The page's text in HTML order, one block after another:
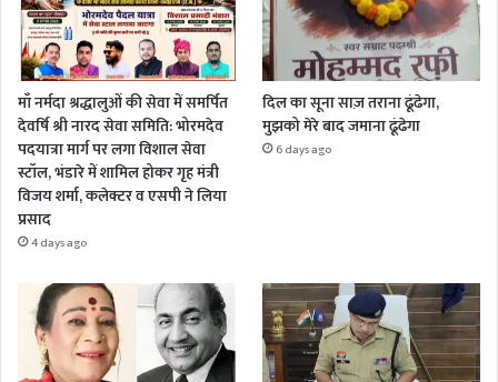
माँ नर्मदा श्रद्धालुओं की सेवा में समर्पित
देवर्षि श्री नारद सेवा समिति: भोरमदेव
पदयात्रा मार्ग पर लगा विशाल सेवा
स्टॉल, भंडारे में शामिल होकर गृह मंत्री
विजय शर्मा, कलेक्टर व एसपी ने लिया
प्रसाद
4 days ago
दिल का सूना साज़ तराना ढूंढेगा,
मुझको मेरे बाद जमाना ढूंढेगा
6 days ago